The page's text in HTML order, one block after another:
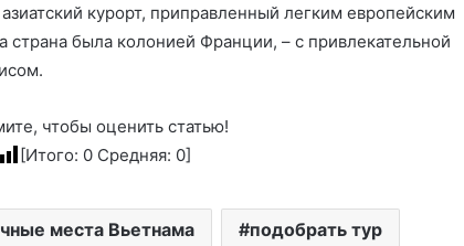
курорт, приправленный легким европейским
была колонией Франции, – с привлекательной
чтобы оценить статью!
[Итого: 0Средняя: 0]
места Вьетнама подобрать тур